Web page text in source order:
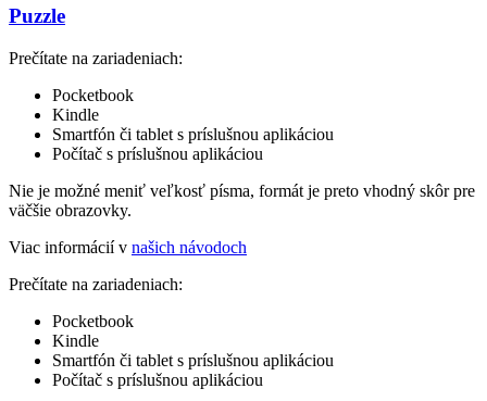
Puzzle
Prečítate na zariadeniach:
Pocketbook
Kindle
Smartfón či tablet s príslušnou aplikáciou
Počítač s príslušnou aplikáciou
Nie je možné meniť veľkosť písma, formát je preto vhodný skôr pre
väčšie obrazovky.
Viac informácií v našich návodoch
Prečítate na zariadeniach:
Pocketbook
Kindle
Smartfón či tablet s príslušnou aplikáciou
Počítač s príslušnou aplikáciou